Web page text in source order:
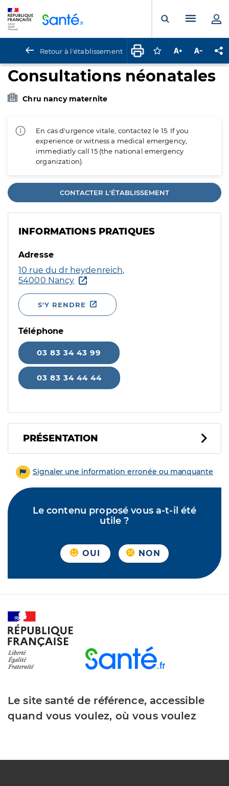
Ouvrir laMenu
Retour à l'établissement Connectez-vous
Augmenter la
Consultations néonatales
Chru nancy maternite
En cas d'urgence vitale, contactez le 15. If you
experience or witness a medical emergency,
immediatly call 15 (the national emergency
organization).
CONTACTER L'ÉTABLISSEMENT
INFORMATIONS PRATIQUES
Adresse
10 rue du dr heydenreich,
54000 Nancy
S'Y RENDRE
Téléphone
03 83 34 43 99
03 83 34 44 44
PRÉSENTATION
Signaler une information erronée ou manquante
Le contenu proposé vous a-t-il été
utile ?
OUI NON
Le site santé de référence, accessible
quand vous voulez, où vous voulez